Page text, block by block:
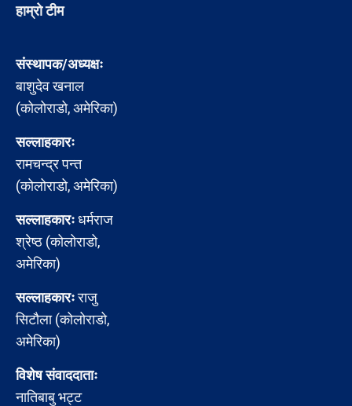
हाम्रो टीम
संस्थापक/अध्यक्षः
बाशुदेव खनाल
(कोलोराडो, अमेरिका)
सल्लाहकारः
रामचन्द्र पन्त
(कोलोराडो, अमेरिका)
सल्लाहकारःधर्मराज
श्रेष्ठ (कोलोराडो,
अमेरिका)
सल्लाहकारःराजु
सिटौला (कोलोराडो,
अमेरिका)
विशेष संवाददाताः
नातिबाबु भट्ट